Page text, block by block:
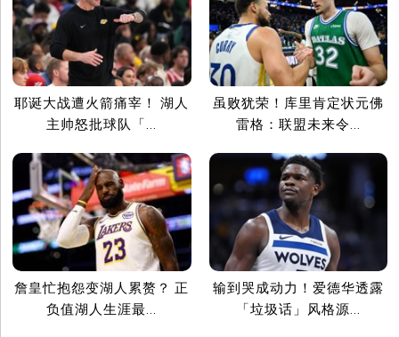
耶诞大战遭火箭痛宰！ 湖人
主帅怒批球队「...
虽败犹荣！库里肯定状元佛
雷格：联盟未来令...
詹皇忙抱怨变湖人累赘？ 正
负值湖人生涯最...
输到哭成动力！爱德华透露
「垃圾话」风格源...